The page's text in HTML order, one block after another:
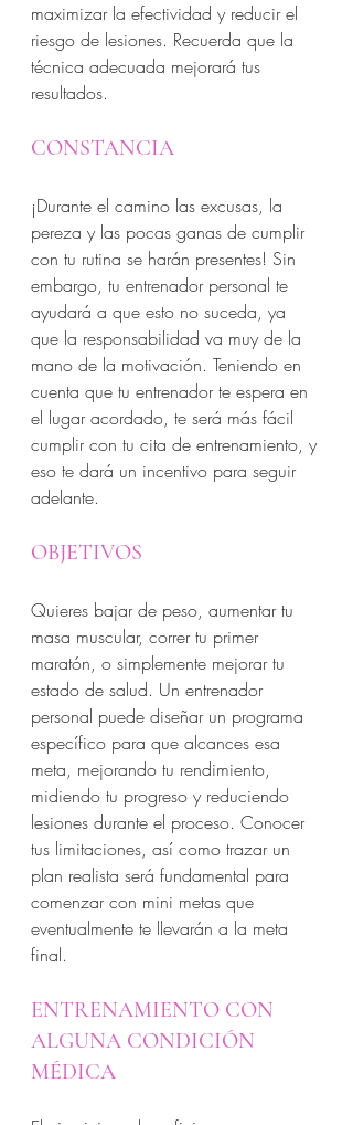
maximizar la efectividad y reducir el
riesgo de lesiones. Recuerda que la
técnica adecuada mejorará tus
resultados.
CONSTANCIA
¡Durante el camino las excusas, la
pereza y las pocas ganas de cumplir
con tu rutina se harán presentes! Sin
embargo, tu entrenador personal te
ayudará a que esto no suceda, ya
que la responsabilidad va muy de la
mano de la motivación. Teniendo en
cuenta que tu entrenador te espera en
el lugar acordado, te será más fácil
cumplir con tu cita de entrenamiento, y
eso te dará un incentivo para seguir
adelante.
OBJETIVOS
Quieres bajar de peso, aumentar tu
masa muscular, correr tu primer
maratón, o simplemente mejorar tu
estado de salud. Un entrenador
personal puede diseñar un programa
específico para que alcances esa
meta, mejorando tu rendimiento,
midiendo tu progreso y reduciendo
lesiones durante el proceso. Conocer
tus limitaciones, así como trazar un
plan realista será fundamental para
comenzar con mini metas que
eventualmente te llevarán a la meta
final.
ENTRENAMIENTO CON
ALGUNA CONDICIÓN
MÉDICA